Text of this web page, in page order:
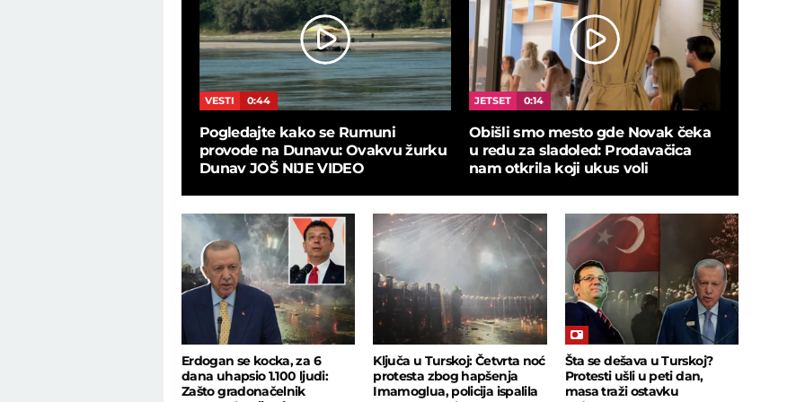
VESTI 0:44
Pogledajte kako se Rumuni
provode na Dunavu: Ovakvu žurku
Dunav JOŠ NIJE VIDEO
JETSET 0:14
Obišli smo mesto gde Novak čeka
u redu za sladoled: Prodavačica
nam otkrila koji ukus voli
Erdogan se kocka, za 6
dana uhapsio 1.100 ljudi:
Zašto gradonačelnik
Ključa u Turskoj: Četvrta noć
protesta zbog hapšenja
Imamoglua, policija ispalila
Šta se dešava u Turskoj?
Protesti ušli u peti dan,
masa traži ostavku